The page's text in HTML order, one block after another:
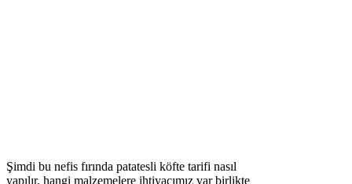
Şimdi bu nefis fırında patatesli köfte tarifi nasıl
yapılır, hangi malzemelere ihtiyacımız var birlikte